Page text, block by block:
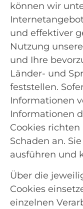
können wir
und effektiver
Nutzung
und Ihre
Länder- und
feststellen.
Informationen
Informationen
Cookies
Schaden an.
ausführen und
Über die
Cookies
einzelnen